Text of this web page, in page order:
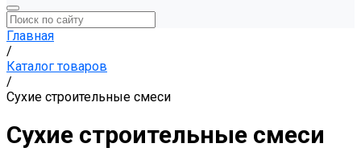
Главная
/
Каталог товаров
/
Сухие строительные смеси
Сухие строительные смеси